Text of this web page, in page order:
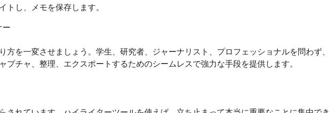
し、メモを保存します。
ー
を一変させましょう。学生、研究者、ジャーナリスト、プロフェッショナルを問わず、
チャ、整理、エクスポートするためのシームレスで強力な手段を提供します。